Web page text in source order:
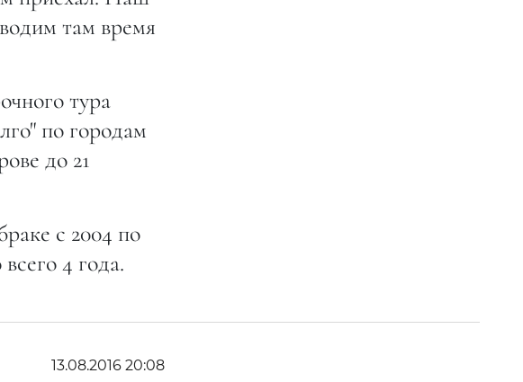
там время
тура
по городам
до 21
с 2004 по
4 года.
13.08.2016 20:08